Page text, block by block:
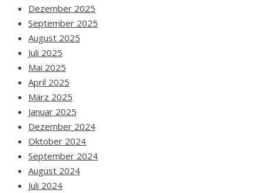
Dezember 2025
September 2025
August 2025
Juli 2025
Mai 2025
April 2025
März 2025
Januar 2025
Dezember 2024
Oktober 2024
September 2024
August 2024
Juli 2024